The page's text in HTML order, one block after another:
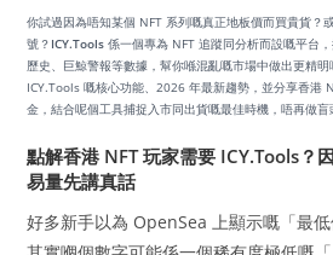
你試過因為唔知某個 NFT 系列嘅真正地板價而買貴貨？
號？ ICY.Tools 係一個專為 NFT 追蹤同分析而設嘅平台
歷史、巨鯨警報等數據，幫你喺混亂嘅市場中做出更精
ICY.Tools 嘅核心功能、2026 年最新趨勢，並分享香港
金，結合呢個工具捕捉入市同出貨嘅最佳時機，唔再做盲
點解香港 NFT 玩家需要 ICY.Tools？
易量先講真話
好多新手以為 OpenSea 上顯示嘅「最